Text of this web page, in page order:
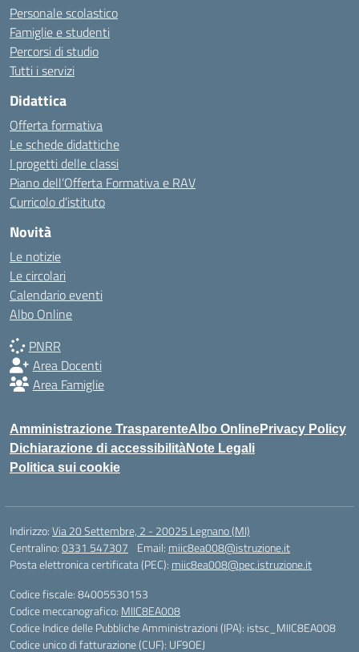
Personale scolastico
Famiglie e studenti
Percorsi di studio
Tutti i servizi
Didattica
Offerta formativa
Le schede didattiche
I progetti delle classi
Piano dell’Offerta Formativa e RAV
Curricolo d’istituto
Novità
Le notizie
Le circolari
Calendario eventi
Albo Online
PNRR
Area Docenti
Area Famiglie
Amministrazione TrasparenteAlbo OnlinePrivacy Policy
Dichiarazione di accessibilitàNote Legali
Politica sui cookie
Indirizzo:Via 20 Settembre, 2 - 20025 Legnano (MI)
Centralino:0331 547307 Email: miic8ea008@istruzione.it
Posta elettronica certificata (PEC): miic8ea008@pec.istruzione.it
Codice fiscale: 84005530153
Codice meccanografico: MIIC8EA008
Codice Indice delle Pubbliche Amministrazioni (IPA): istsc_MIIC8EA008
Codice unico di fatturazione (CUF): UF9OEJ